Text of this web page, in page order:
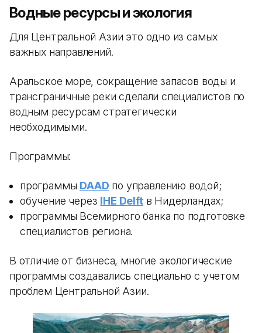
Водные ресурсы и экология
Для Центральной Азии это одно из самых
важных направлений.
Аральское море, сокращение запасов воды и
трансграничные реки сделали специалистов по
водным ресурсам стратегически
необходимыми.
Программы:
программы DAAD по управлению водой;
обучение через IHE Delftв Нидерландах;
программы Всемирного банка по подготовке
специалистов региона.
В отличие от бизнеса, многие экологические
программы создавались специально с учетом
проблем Центральной Азии.